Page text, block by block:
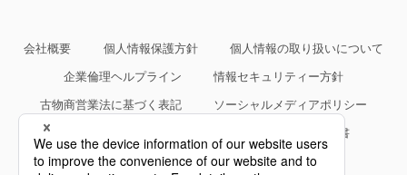
会社概要 個人情報保護方針 個人情報の取り扱いについて
企業倫理ヘルプライン 情報セキュリティー方針
古物商営業法に基づく表記 ソーシャルメディアポリシー
約款・規約等、サービス仕様書